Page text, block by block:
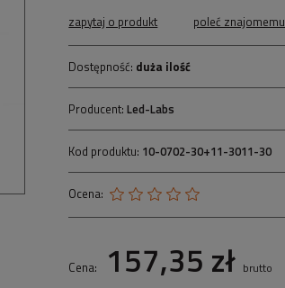
zapytaj o produkt poleć znajomemu
Dostępność: duża ilość
Producent:Led-Labs
Kod produktu: 10-0702-30+11-3011-30
Ocena:
Cena: 157,35 zł brutto